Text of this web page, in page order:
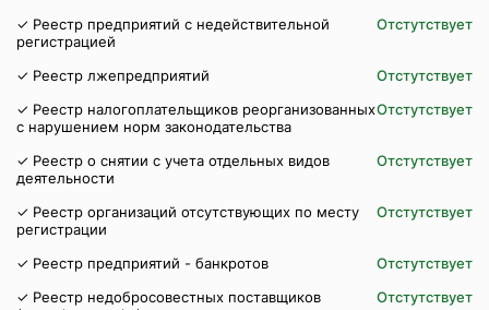
✓ Реестр предприятий с недействительной
регистрацией
Отстутствует
✓ Реестр лжепредприятий
Отстутствует
✓ Реестр налогоплательщиков реорганизованных
с нарушением норм законодательства
Отстутствует
✓ Реестр о снятии с учета отдельных видов
деятельности
Отстутствует
✓ Реестр организаций отсутствующих по месту
регистрации
Отстутствует
✓ Реестр предприятий - банкротов
Отстутствует
✓ Реестр недобросовестных поставщиков
Отстутствует